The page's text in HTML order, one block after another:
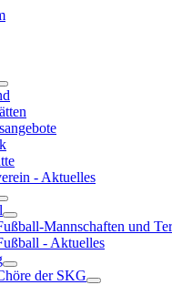
- Aktuelles
Mannschaften und
- Aktuelles
der SKG